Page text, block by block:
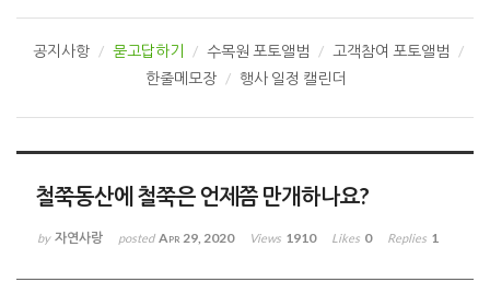
공지사항 묻고답하기 수목원 포토앨범
고객참여 포토앨범
한줄메모장
행사 일정 캘린더
철쭉동산에 철쭉은 언제쯤 만개하나요?
by 자연사랑 posted Apr 29, 2020 Views 1910 Likes 0 Replies 1